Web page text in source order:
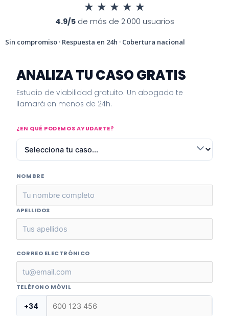
★ ★ ★ ★ ★
4.9/5de más de 2.000 usuarios
Sin compromiso · Respuesta en 24h · Cobertura nacional
ANALIZA TU CASO GRATIS
Estudio de viabilidad gratuito. Un abogado te
llamará en menos de 24h.
¿EN QUÉ PODEMOS AYUDARTE?
NOMBRE
APELLIDOS
CORREO ELECTRÓNICO
TELÉFONO MÓVIL
+34